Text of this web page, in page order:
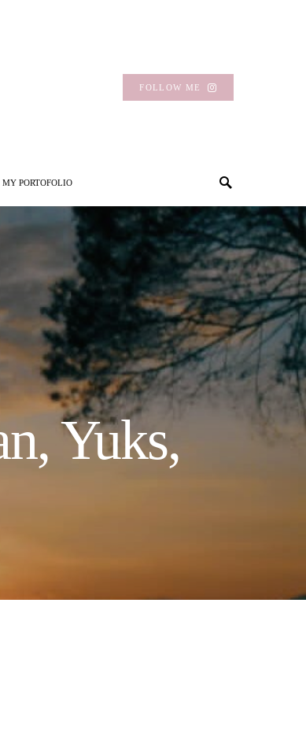
FOLLOW ME
MY PORTOFOLIO
Yuks,